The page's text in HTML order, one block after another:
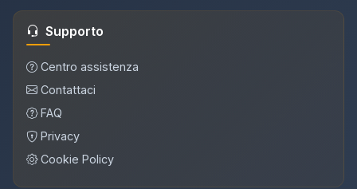
Supporto
Centro assistenza
Contattaci
FAQ
Privacy
Cookie Policy